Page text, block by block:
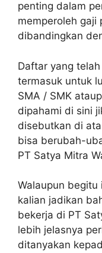
penting dalam
memperoleh gaji
dibandingkan
Daftar yang
termasuk untuk
SMA / SMK
dipahami di sini
disebutkan di
bisa berubah-
PT Satya Mitra
Walaupun
kalian jadikan
bekerja di PT
lebih jelasnya
ditanyakan